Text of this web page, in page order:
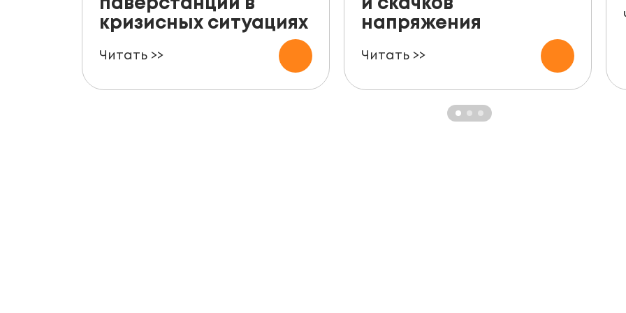
паверстанции в
кризисных ситуациях
Читать >>
и скачков
напряжения
Читать >>